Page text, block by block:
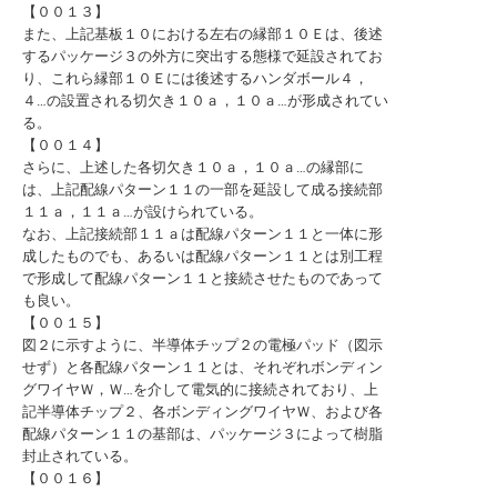
【００１３】
また、上記基板１０における左右の縁部１０Ｅは、後述
するパッケージ３の外方に突出する態様で延設されてお
り、これら縁部１０Ｅには後述するハンダボール４，
４…の設置される切欠き１０ａ，１０ａ…が形成されてい
る。
【００１４】
さらに、上述した各切欠き１０ａ，１０ａ…の縁部に
は、上記配線パターン１１の一部を延設して成る接続部
１１ａ，１１ａ…が設けられている。
なお、上記接続部１１ａは配線パターン１１と一体に形
成したものでも、あるいは配線パターン１１とは別工程
で形成して配線パターン１１と接続させたものであって
も良い。
【００１５】
図２に示すように、半導体チップ２の電極パッド（図示
せず）と各配線パターン１１とは、それぞれボンディン
グワイヤＷ，Ｗ…を介して電気的に接続されており、上
記半導体チップ２、各ボンディングワイヤＷ、および各
配線パターン１１の基部は、パッケージ３によって樹脂
封止されている。
【００１６】